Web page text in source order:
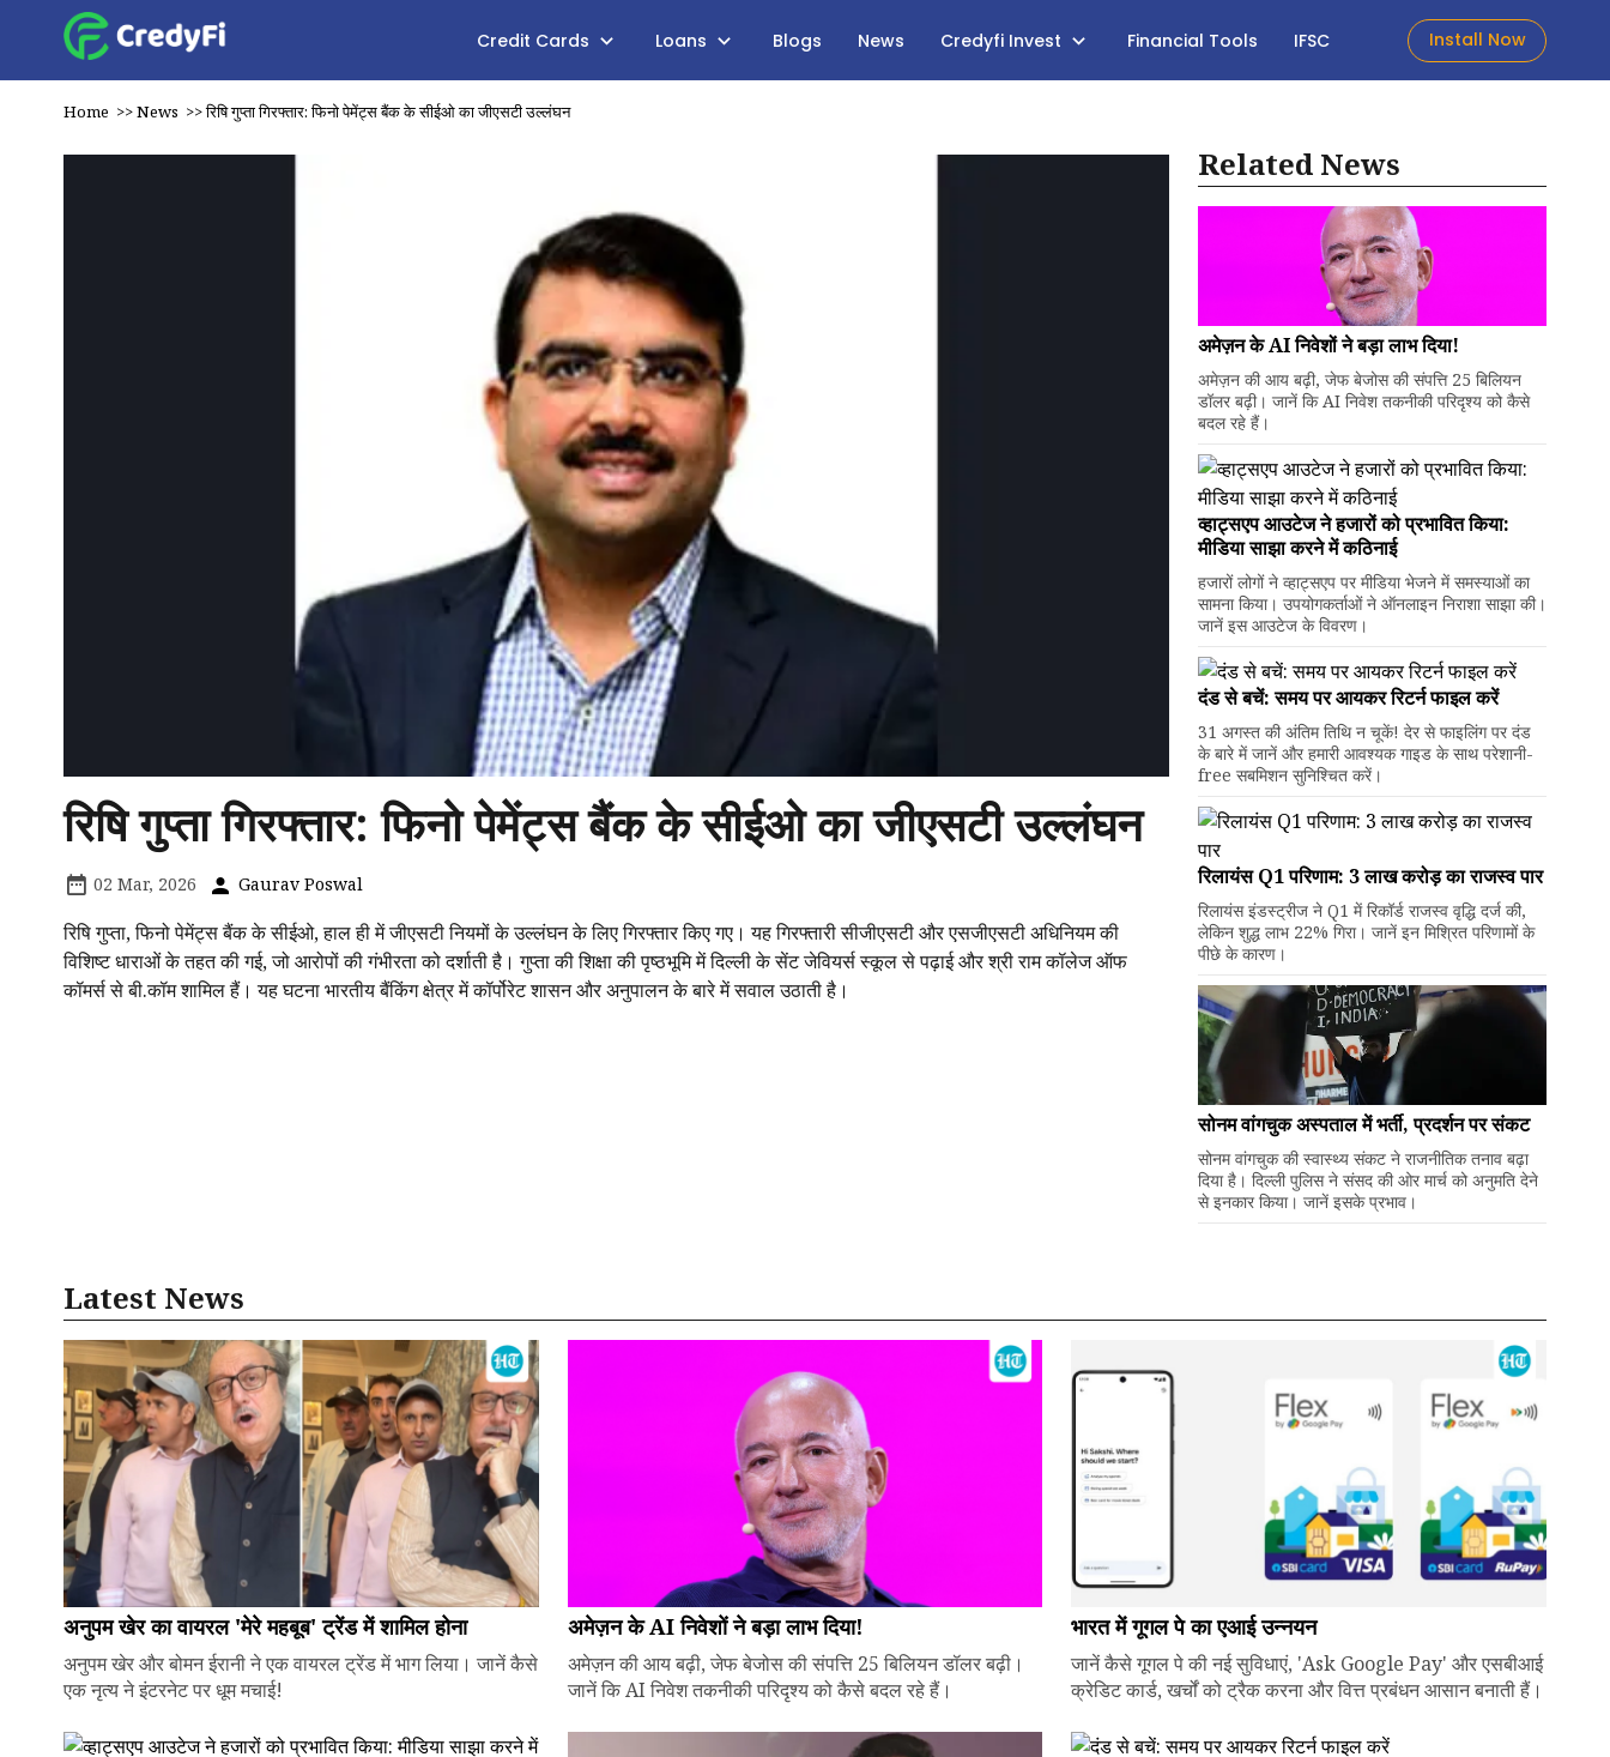
Credit Cards Loans Blogs News Credyfi Invest Financial Tools IFSC Install Now
Home >>News >>रिषि गुप्ता गिरफ्तार: फिनो पेमेंट्स बैंक के सीईओ का जीएसटी उल्लंघन
रिषि गुप्ता गिरफ्तार: फिनो पेमेंट्स बैंक के सीईओ का जीएसटी उल्लंघन
02 Mar, 2026 Gaurav Poswal
रिषि गुप्ता, फिनो पेमेंट्स बैंक के सीईओ, हाल ही में जीएसटी नियमों के उल्लंघन के लिए गिरफ्तार किए गए। यह गिरफ्तारी सीजीएसटी और एसजीएसटी अधिनियम की
विशिष्ट धाराओं के तहत की गई, जो आरोपों की गंभीरता को दर्शाती है। गुप्ता की शिक्षा की पृष्ठभूमि में दिल्ली के सेंट जेवियर्स स्कूल से पढ़ाई और श्री राम कॉलेज ऑफ
कॉमर्स से बी.कॉम शामिल हैं। यह घटना भारतीय बैंकिंग क्षेत्र में कॉर्पोरेट शासन और अनुपालन के बारे में सवाल उठाती है।
Related News
अमेज़न के AI निवेशों ने बड़ा लाभ दिया!
अमेज़न की आय बढ़ी, जेफ बेजोस की संपत्ति 25 बिलियन
डॉलर बढ़ी। जानें कि AI निवेश तकनीकी परिदृश्य को कैसे
बदल रहे हैं।
व्हाट्सएप आउटेज ने हजारों को प्रभावित किया:
मीडिया साझा करने में कठिनाई
हजारों लोगों ने व्हाट्सएप पर मीडिया भेजने में समस्याओं का
सामना किया। उपयोगकर्ताओं ने ऑनलाइन निराशा साझा की।
जानें इस आउटेज के विवरण।
दंड से बचें: समय पर आयकर रिटर्न फाइल करें
31 अगस्त की अंतिम तिथि न चूकें! देर से फाइलिंग पर दंड
के बारे में जानें और हमारी आवश्यक गाइड के साथ परेशानी-
free सबमिशन सुनिश्चित करें।
रिलायंस Q1 परिणाम: ₹3 लाख करोड़ का राजस्व पार
रिलायंस इंडस्ट्रीज ने Q1 में रिकॉर्ड राजस्व वृद्धि दर्ज की,
लेकिन शुद्ध लाभ 22% गिरा। जानें इन मिश्रित परिणामों के
पीछे के कारण।
सोनम वांगचुक अस्पताल में भर्ती, प्रदर्शन पर संकट
सोनम वांगचुक की स्वास्थ्य संकट ने राजनीतिक तनाव बढ़ा
दिया है। दिल्ली पुलिस ने संसद की ओर मार्च को अनुमति देने
से इनकार किया। जानें इसके प्रभाव।
Latest News
अनुपम खेर का वायरल 'मेरे महबूब' ट्रेंड में शामिल होना
अनुपम खेर और बोमन ईरानी ने एक वायरल ट्रेंड में भाग लिया। जानें कैसे
एक नृत्य ने इंटरनेट पर धूम मचाई!
अमेज़न के AI निवेशों ने बड़ा लाभ दिया!
अमेज़न की आय बढ़ी, जेफ बेजोस की संपत्ति 25 बिलियन डॉलर बढ़ी।
जानें कि AI निवेश तकनीकी परिदृश्य को कैसे बदल रहे हैं।
भारत में गूगल पे का एआई उन्नयन
जानें कैसे गूगल पे की नई सुविधाएं, 'Ask Google Pay' और एसबीआई
क्रेडिट कार्ड, खर्चों को ट्रैक करना और वित्त प्रबंधन आसान बनाती हैं।